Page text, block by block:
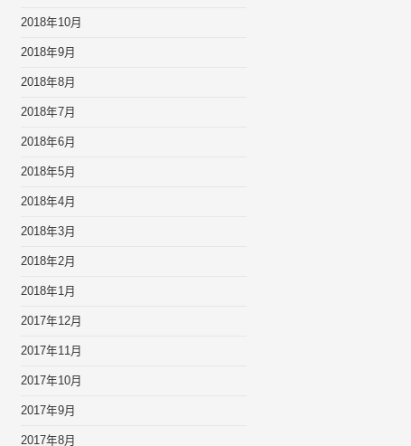
2018年10月
2018年9月
2018年8月
2018年7月
2018年6月
2018年5月
2018年4月
2018年3月
2018年2月
2018年1月
2017年12月
2017年11月
2017年10月
2017年9月
2017年8月